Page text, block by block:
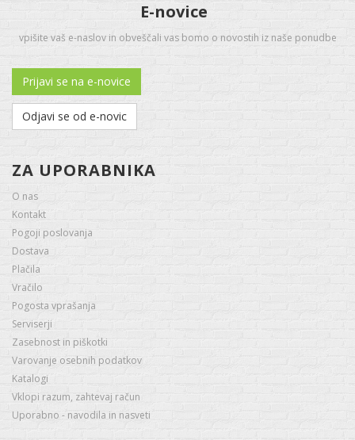
E-novice
vpišite vaš e-naslov in obveščali vas bomo o novostih iz naše ponudbe
Prijavi se na e-novice
Odjavi se od e-novic
ZA UPORABNIKA
O nas
Kontakt
Pogoji poslovanja
Dostava
Plačila
Vračilo
Pogosta vprašanja
Serviserji
Zasebnost in piškotki
Varovanje osebnih podatkov
Katalogi
Vklopi razum, zahtevaj račun
Uporabno - navodila in nasveti